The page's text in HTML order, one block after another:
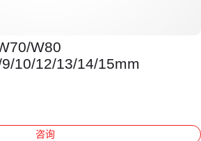
W80
10/12/13/14/15mm
咨询